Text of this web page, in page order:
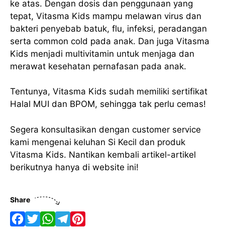
ke atas. Dengan dosis dan penggunaan yang
tepat, Vitasma Kids mampu melawan virus dan
bakteri penyebab batuk, flu, infeksi, peradangan
serta common cold pada anak. Dan juga Vitasma
Kids menjadi multivitamin untuk menjaga dan
merawat kesehatan pernafasan pada anak.
Tentunya, Vitasma Kids sudah memiliki sertifikat
Halal MUI dan BPOM, sehingga tak perlu cemas!
Segera konsultasikan dengan customer service
kami mengenai keluhan Si Kecil dan produk
Vitasma Kids. Nantikan kembali artikel-artikel
berikutnya hanya di website ini!
Share